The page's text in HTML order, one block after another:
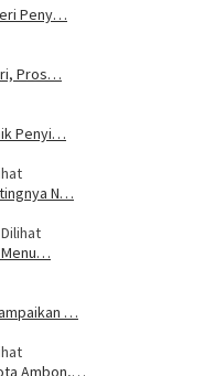
Peny…
Pros…
Penyi…
N…
Menu…
…
Ambon,…